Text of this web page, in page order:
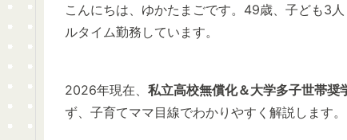
こんにちは、ゆかたまごです。49歳、子ども3
ルタイム勤務しています。
2026年現在、 私立高校無償化＆大学多子世帯奨
ず、子育てママ目線でわかりやすく解説します。